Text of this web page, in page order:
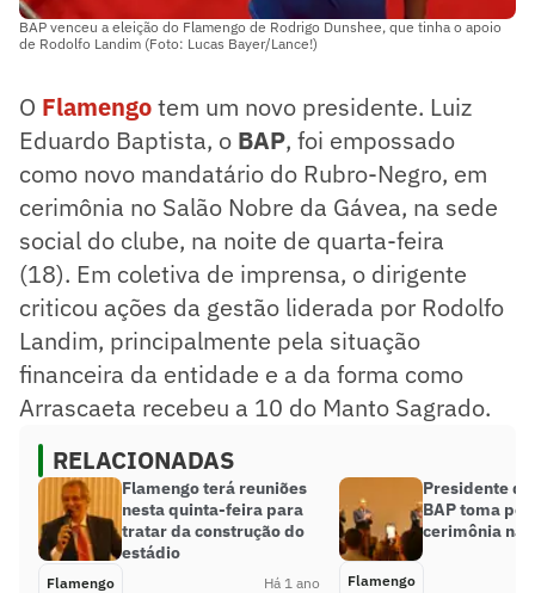
BAP venceu a eleição do Flamengo de Rodrigo Dunshee, que tinha o apoio
de Rodolfo Landim (Foto: Lucas Bayer/Lance!)
O Flamengotem um novo presidente. Luiz
Eduardo Baptista, o BAP, foi empossado
como novo mandatário do Rubro-Negro, em
cerimônia no Salão Nobre da Gávea, na sede
social do clube, na noite de quarta-feira
(18). Em coletiva de imprensa, o dirigente
criticou ações da gestão liderada por Rodolfo
Landim, principalmente pela situação
financeira da entidade e a da forma como
Arrascaeta recebeu a 10 do Manto Sagrado.
RELACIONADAS
Flamengo terá reuniões
nesta quinta-feira para
tratar da construção do
estádio
Flamengo Há 1 ano
Presidente
BAP toma
cerimônia na
Flamengo